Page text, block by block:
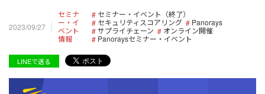
2023/09/27
セミナ
ー・イ
ベント
情報
セミナー・イベント（終了）
セキュリティスコアリング
Panorays
サプライチェーン
オンライン開催
Panoraysセミナー・イベント
LINEで送る